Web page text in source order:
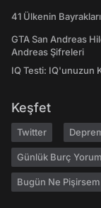
41 Ülkenin
GTA San Andreas
Andreas Şifreleri
IQ Testi: IQ'unuzun
Keşfet
Twitter
Günlük Burç
Bugün Ne Pişirsem